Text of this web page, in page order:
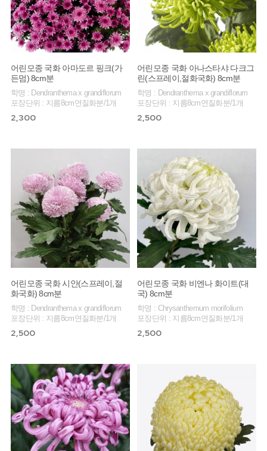
어린모종 국화 아마도르 핑크(가
든멈) 8cm분
학명 : Dendranthema x grandiflorum
포장단위 : 지름8cm연질화분/1개
2,300
어린모종 국화 아나스타샤 다크그
린(스프레이,절화국화) 8cm분
학명 : Dendranthema x grandiflorum
포장단위 : 지름8cm연질화분/1개
2,500
어린모종 국화 시안(스프레이,절
화국화) 8cm분
학명 : Dendranthema x grandiflorum
포장단위 : 지름8cm연질화분/1개
2,500
어린모종 국화 비엔나 화이트(대
국) 8cm분
학명 : Chrysanthemum morifolium
포장단위 : 지름8cm연질화분/1개
2,500